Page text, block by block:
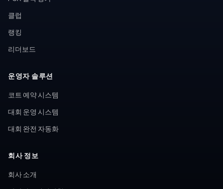
클럽
랭킹
리더보드
운영자 솔루션
코트 예약 시스템
대회 운영 시스템
대회 완전 자동화
회사 정보
회사 소개